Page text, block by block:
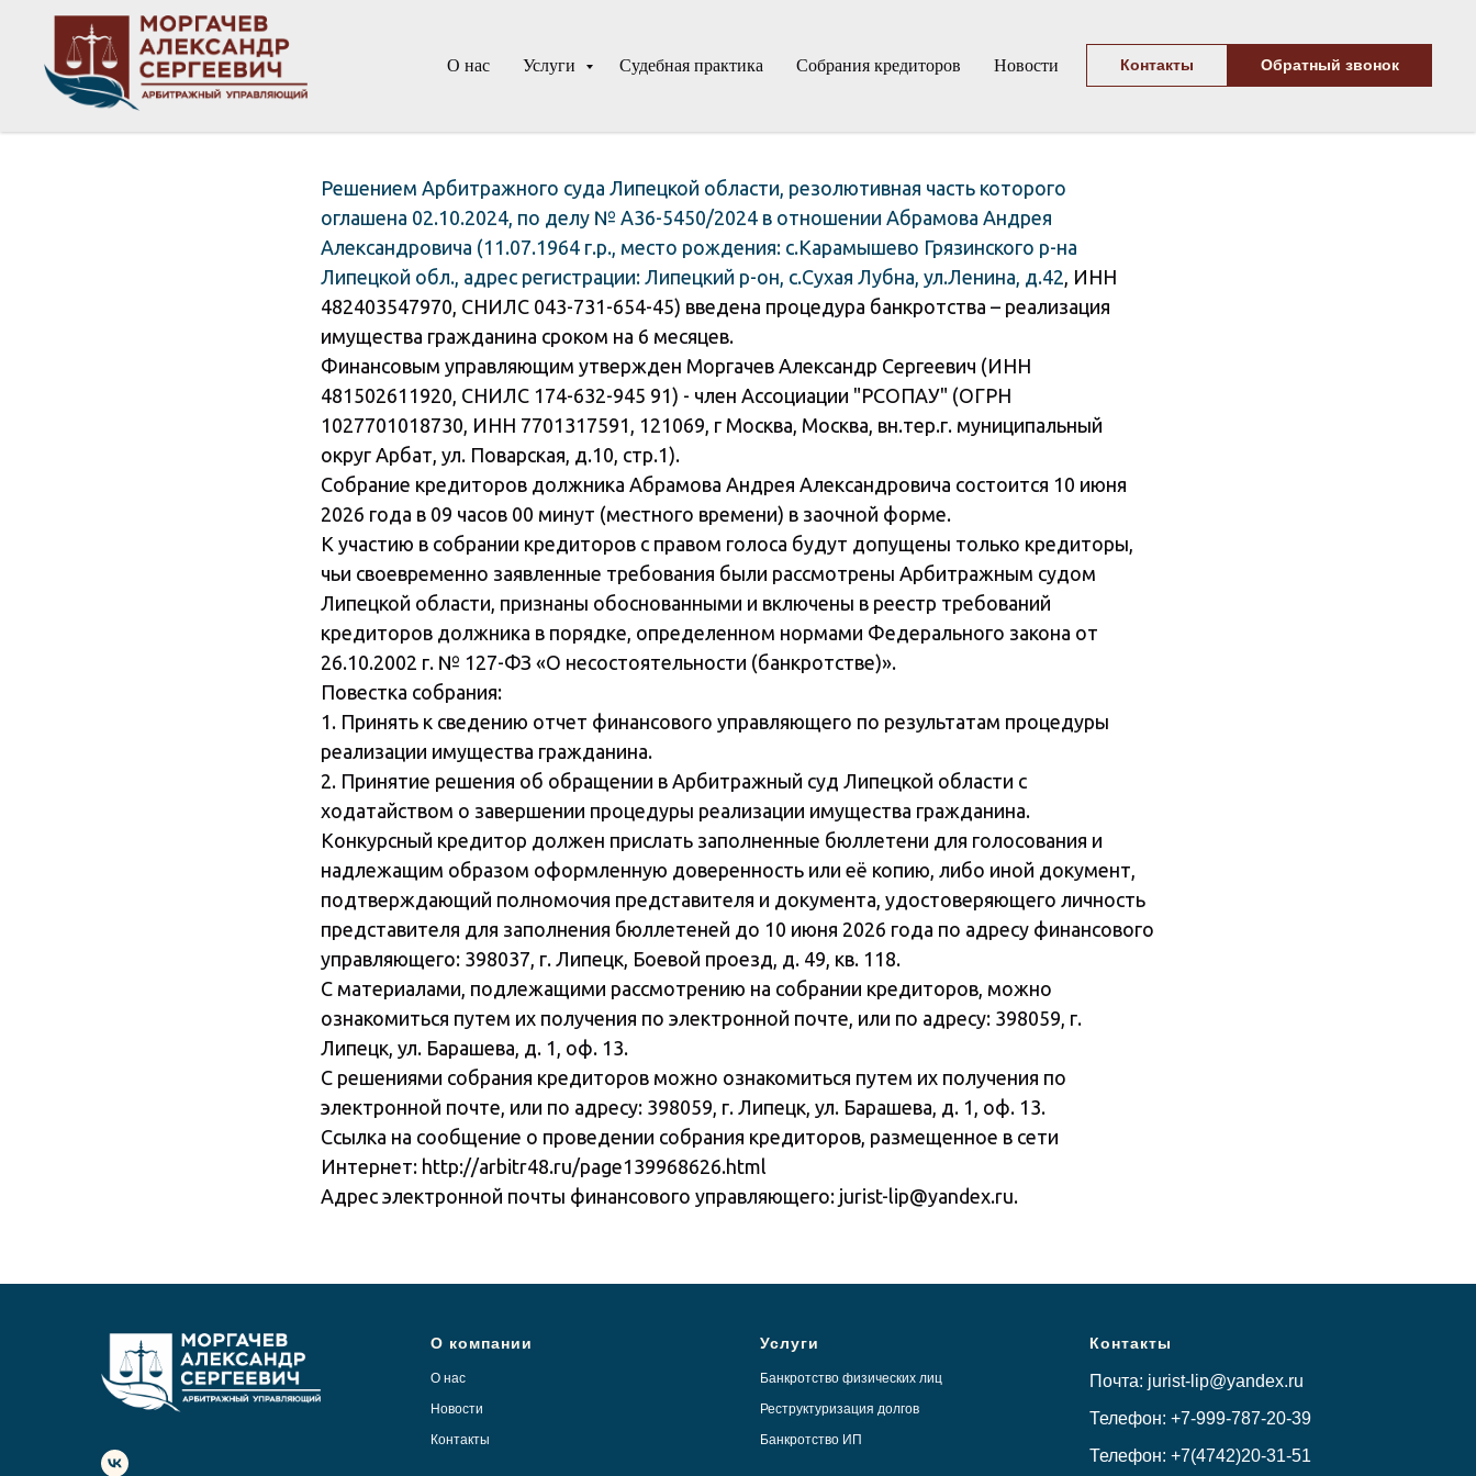
О нас Услуги Судебная практика Собрания кредиторов Новости Контакты Обратный звонок
Решением Арбитражного суда Липецкой области, резолютивная часть которого
оглашена 02.10.2024, по делу № А36-5450/2024 в отношении Абрамова Андрея
Александровича (11.07.1964 г.р., место рождения: с.Карамышево Грязинского р-на
Липецкой обл., адрес регистрации: Липецкий р-он, с.Сухая Лубна, ул.Ленина, д.42, ИНН
482403547970, СНИЛС 043-731-654-45) введена процедура банкротства – реализация
имущества гражданина сроком на 6 месяцев.
Финансовым управляющим утвержден Моргачев Александр Сергеевич (ИНН
481502611920, СНИЛС 174-632-945 91) - член Ассоциации "РСОПАУ" (ОГРН
1027701018730, ИНН 7701317591, 121069, г Москва, Москва, вн.тер.г. муниципальный
округ Арбат, ул. Поварская, д.10, стр.1).
Собрание кредиторов должника Абрамова Андрея Александровича состоится 10 июня
2026 года в 09 часов 00 минут (местного времени) в заочной форме.
К участию в собрании кредиторов с правом голоса будут допущены только кредиторы,
чьи своевременно заявленные требования были рассмотрены Арбитражным судом
Липецкой области, признаны обоснованными и включены в реестр требований
кредиторов должника в порядке, определенном нормами Федерального закона от
26.10.2002 г. № 127-ФЗ «О несостоятельности (банкротстве)».
Повестка собрания:
1. Принять к сведению отчет финансового управляющего по результатам процедуры
реализации имущества гражданина.
2. Принятие решения об обращении в Арбитражный суд Липецкой области с
ходатайством о завершении процедуры реализации имущества гражданина.
Конкурсный кредитор должен прислать заполненные бюллетени для голосования и
надлежащим образом оформленную доверенность или её копию, либо иной документ,
подтверждающий полномочия представителя и документа, удостоверяющего личность
представителя для заполнения бюллетеней до 10 июня 2026 года по адресу финансового
управляющего: 398037, г. Липецк, Боевой проезд, д. 49, кв. 118.
С материалами, подлежащими рассмотрению на собрании кредиторов, можно
ознакомиться путем их получения по электронной почте, или по адресу: 398059, г.
Липецк, ул. Барашева, д. 1, оф. 13.
С решениями собрания кредиторов можно ознакомиться путем их получения по
электронной почте, или по адресу: 398059, г. Липецк, ул. Барашева, д. 1, оф. 13.
Ссылка на сообщение о проведении собрания кредиторов, размещенное в сети
Интернет: http://arbitr48.ru/page139968626.html
Адрес электронной почты финансового управляющего: jurist-lip@yandex.ru.
О компании
О нас
Новости
Контакты
Услуги
Банкротство физических лиц
Реструктуризация долгов
Банкротство ИП
Контакты
Почта: jurist-lip@yandex.ru
Телефон: +7-999-787-20-39
Телефон: +7(4742)20-31-51